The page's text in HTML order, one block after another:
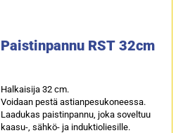
Paistinpannu RST 32cm
Halkaisija 32 cm.
Voidaan pestä astianpesukoneessa.
Laadukas paistinpannu, joka soveltuu
kaasu-, sähkö- ja induktioliesille.